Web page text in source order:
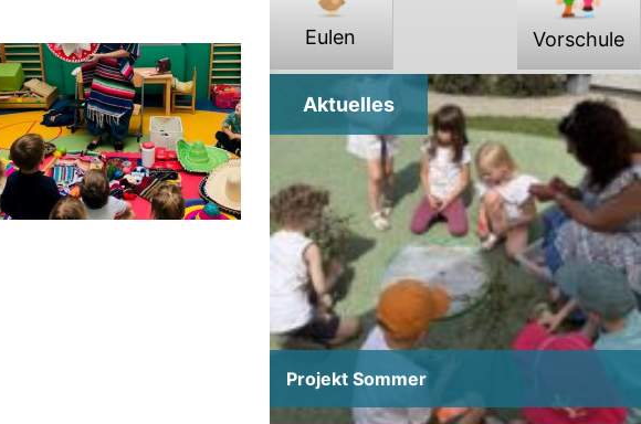
Eulen Vorschule
Aktuelles
Projekt Sommer
Projekt Sommer